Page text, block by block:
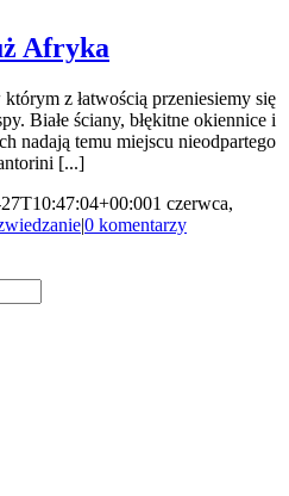
Afryka
z łatwością przeniesiemy się
Białe ściany, błękitne okiennice i
nadają temu miejscu nieodpartego
[...]
1 czerwca,
|0 komentarzy